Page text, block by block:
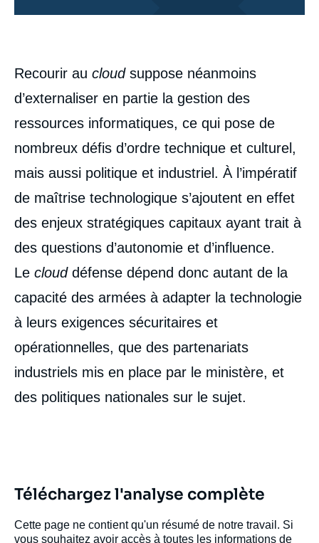
Recourir au cloudsuppose néanmoins
d’externaliser en partie la gestion des
ressources informatiques, ce qui pose de
nombreux défis d’ordre technique et culturel,
mais aussi politique et industriel. À l’impératif
de maîtrise technologique s’ajoutent en effet
des enjeux stratégiques capitaux ayant trait à
des questions d’autonomie et d’influence.
Le clouddéfense dépend donc autant de la
capacité des armées à adapter la technologie
à leurs exigences sécuritaires et
opérationnelles, que des partenariats
industriels mis en place par le ministère, et
des politiques nationales sur le sujet.
Téléchargez l'analyse complète
Cette page ne contient qu'un résumé de notre travail. Si
vous souhaitez avoir accès à toutes les informations de